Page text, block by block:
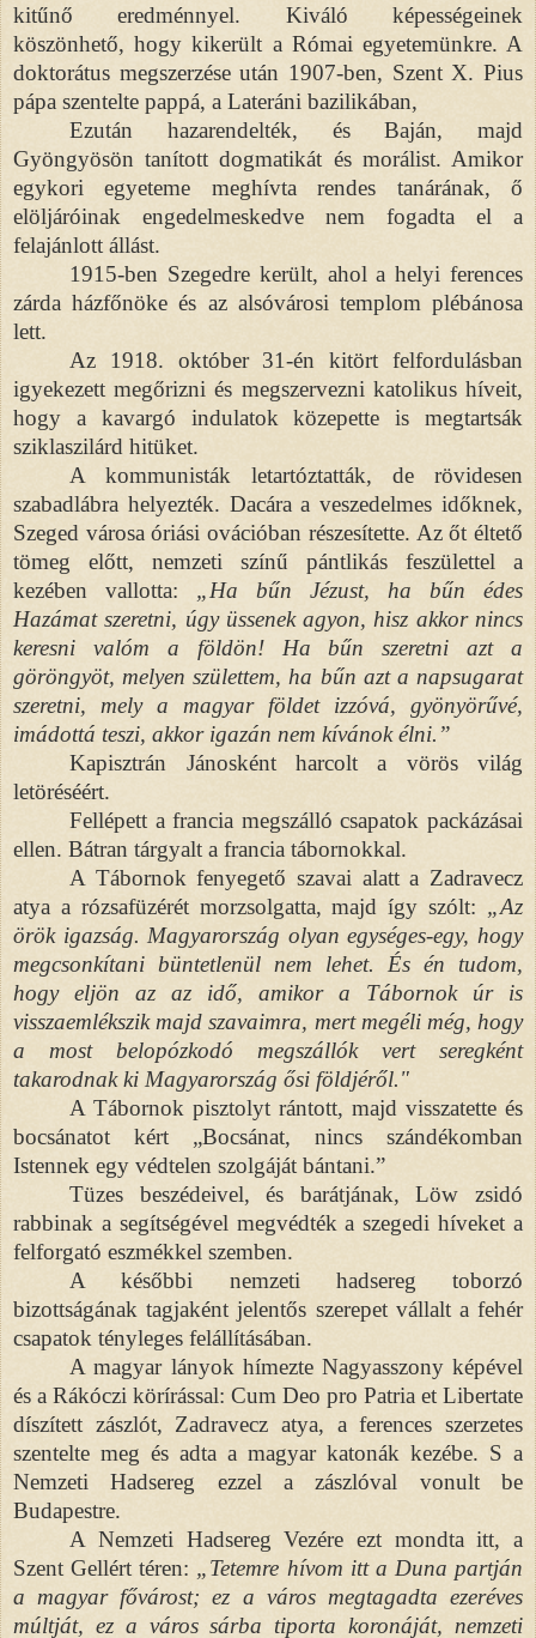
kitűnő eredménnyel. Kiváló képességeinek
köszönhető, hogy kikerült a Római egyetemünkre. A
doktorátus megszerzése után 1907-ben, Szent X. Pius
pápa szentelte pappá, a Lateráni bazilikában,
Ezután hazarendelték, és Baján, majd
Gyöngyösön tanított dogmatikát és morálist. Amikor
egykori egyeteme meghívta rendes tanárának, ő
elöljáróinak engedelmeskedve nem fogadta el a
felajánlott állást.
1915-ben Szegedre került, ahol a helyi ferences
zárda házfőnöke és az alsóvárosi templom plébánosa
lett.
Az 1918. október 31-én kitört felfordulásban
igyekezett megőrizni és megszervezni katolikus híveit,
hogy a kavargó indulatok közepette is megtartsák
sziklaszilárd hitüket.
A kommunisták letartóztatták, de rövidesen
szabadlábra helyezték. Dacára a veszedelmes időknek,
Szeged városa óriási ovációban részesítette. Az őt éltető
tömeg előtt, nemzeti színű pántlikás feszülettel a
kezében vallotta: „Ha bűn Jézust, ha bűn édes
Hazámat szeretni, úgy üssenek agyon, hisz akkor nincs
keresni valóm a földön! Ha bűn szeretni azt a
göröngyöt, melyen születtem, ha bűn azt a napsugarat
szeretni, mely a magyar földet izzóvá, gyönyörűvé,
imádottá teszi, akkor igazán nem kívánok élni.”
Kapisztrán Jánosként harcolt a vörös világ
letöréséért.
Fellépett a francia megszálló csapatok packázásai
ellen. Bátran tárgyalt a francia tábornokkal.
A Tábornok fenyegető szavai alatt a Zadravecz
atya a rózsafüzérét morzsolgatta, majd így szólt: „Az
örök igazság. Magyarország olyan egységes-egy, hogy
megcsonkítani büntetlenül nem lehet. És én tudom,
hogy eljön az az idő, amikor a Tábornok úr is
visszaemlékszik majd szavaimra, mert megéli még, hogy
a most belopózkodó megszállók vert seregként
takarodnak ki Magyarország ősi földjéről."
A Tábornok pisztolyt rántott, majd visszatette és
bocsánatot kért „Bocsánat, nincs szándékomban
Istennek egy védtelen szolgáját bántani.”
Tüzes beszédeivel, és barátjának, Löw zsidó
rabbinak a segítségével megvédték a szegedi híveket a
felforgató eszmékkel szemben.
A későbbi nemzeti hadsereg toborzó
bizottságának tagjaként jelentős szerepet vállalt a fehér
csapatok tényleges felállításában.
A magyar lányok hímezte Nagyasszony képével
és a Rákóczi körírással: Cum Deo pro Patria et Libertate
díszített zászlót, Zadravecz atya, a ferences szerzetes
szentelte meg és adta a magyar katonák kezébe. S a
Nemzeti Hadsereg ezzel a zászlóval vonult be
Budapestre.
A Nemzeti Hadsereg Vezére ezt mondta itt, a
Szent Gellért téren: „Tetemre hívom itt a Duna partján
a magyar fővárost; ez a város megtagadta ezeréves
múltját, ez a város sárba tiporta koronáját, nemzeti